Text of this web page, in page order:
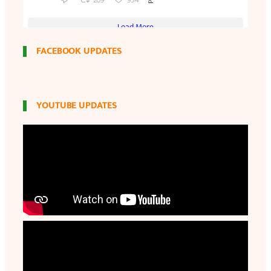
FACEBOOK UPDATES
YOUTUBE UPDATES